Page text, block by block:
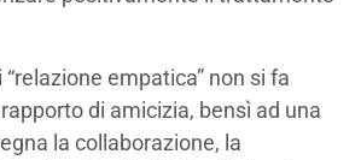
empatica” non si fa
di amicizia, bensì ad una
la collaborazione, la